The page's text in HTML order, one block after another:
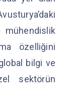
özelliğini
bilgi ve
sektörün